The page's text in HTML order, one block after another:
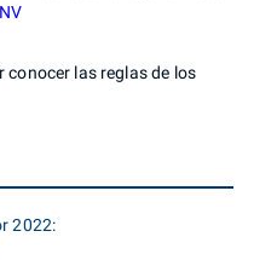
conocer las reglas de los
2022: